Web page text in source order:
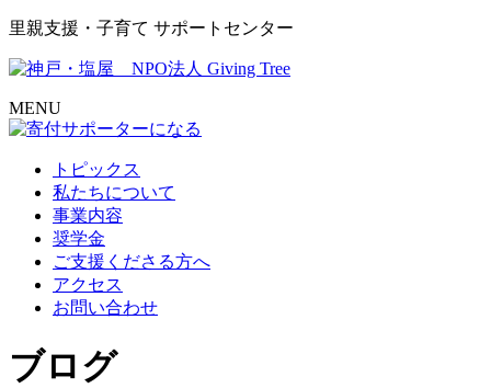
里親支援・子育て サポートセンター
MENU
トピックス
私たちについて
事業内容
奨学金
ご支援くださる方へ
アクセス
お問い合わせ
ブログ